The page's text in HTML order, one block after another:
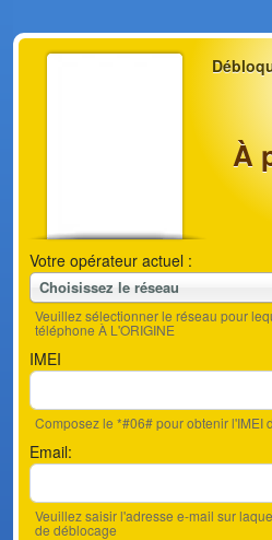
À
Votre opérateur actuel :
Choisissez le réseau
Veuillez sélectionner le réseau pour
téléphone À L'ORIGINE
IMEI
Composez le *#06# pour obtenir l'IMEI
Email:
Veuillez saisir l'adresse e-mail sur
de déblocage